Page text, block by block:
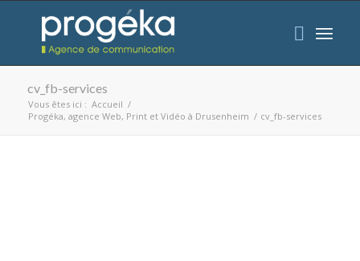
cv_fb-services
Vous êtes ici : Accueil /
Progéka, agence Web, Print et Vidéo à Drusenheim / cv_fb-services